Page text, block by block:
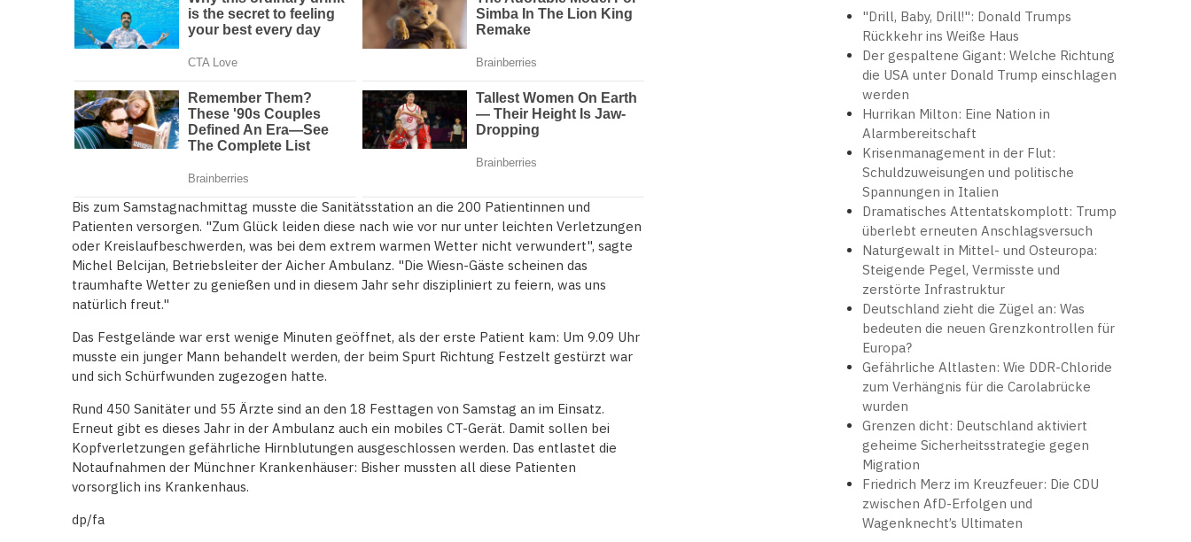
Bis zum Samstagnachmittag musste die Sanitätsstation an die 200 Patientinnen und
Patienten versorgen. "Zum Glück leiden diese nach wie vor nur unter leichten Verletzungen
oder Kreislaufbeschwerden, was bei dem extrem warmen Wetter nicht verwundert", sagte
Michel Belcijan, Betriebsleiter der Aicher Ambulanz. "Die Wiesn-Gäste scheinen das
traumhafte Wetter zu genießen und in diesem Jahr sehr diszipliniert zu feiern, was uns
natürlich freut."
Das Festgelände war erst wenige Minuten geöffnet, als der erste Patient kam: Um 9.09 Uhr
musste ein junger Mann behandelt werden, der beim Spurt Richtung Festzelt gestürzt war
und sich Schürfwunden zugezogen hatte.
Rund 450 Sanitäter und 55 Ärzte sind an den 18 Festtagen von Samstag an im Einsatz.
Erneut gibt es dieses Jahr in der Ambulanz auch ein mobiles CT-Gerät. Damit sollen bei
Kopfverletzungen gefährliche Hirnblutungen ausgeschlossen werden. Das entlastet die
Notaufnahmen der Münchner Krankenhäuser: Bisher mussten all diese Patienten
vorsorglich ins Krankenhaus.
dp/fa
"Drill, Baby, Drill!": Donald Trumps
Rückkehr ins Weiße Haus
Der gespaltene Gigant: Welche Richtung
die USA unter Donald Trump einschlagen
werden
Hurrikan Milton: Eine Nation in
Alarmbereitschaft
Krisenmanagement in der Flut:
Schuldzuweisungen und politische
Spannungen in Italien
Dramatisches Attentatskomplott: Trump
überlebt erneuten Anschlagsversuch
Naturgewalt in Mittel- und Osteuropa:
Steigende Pegel, Vermisste und
zerstörte Infrastruktur
Deutschland zieht die Zügel an: Was
bedeuten die neuen Grenzkontrollen für
Europa?
Gefährliche Altlasten: Wie DDR-Chloride
zum Verhängnis für die Carolabrücke
wurden
Grenzen dicht: Deutschland aktiviert
geheime Sicherheitsstrategie gegen
Migration
Friedrich Merz im Kreuzfeuer: Die CDU
zwischen AfD-Erfolgen und
Wagenknecht’s Ultimaten